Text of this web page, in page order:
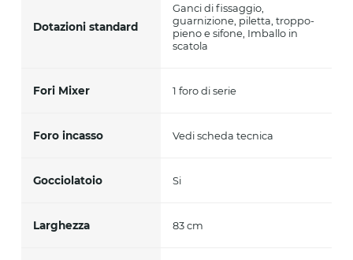
Dotazioni standard
Ganci di fissaggio,
guarnizione, piletta, troppo-
pieno e sifone, Imballo in
scatola
Fori Mixer 1 foro di serie
Foro incasso Vedi scheda tecnica
Gocciolatoio Si
Larghezza 83 cm